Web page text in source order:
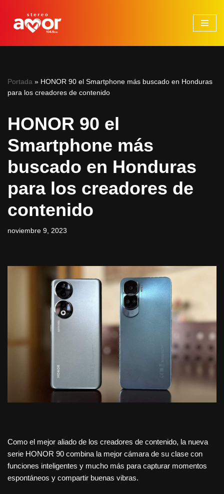
Saltar
Portada » HONOR 90 el Smartphone más buscado en Honduras
para los creadores de contenido
HONOR 90 el
Smartphone más
buscado en Honduras
para los creadores de
contenido
noviembre 9, 2023
Como el mejor aliado de los creadores de contenido, la nueva
serie HONOR 90 combina la mejor cámara de su clase con
funciones inteligentes y mucho más para capturar momentos
espontáneos y compartir buenas vibras.